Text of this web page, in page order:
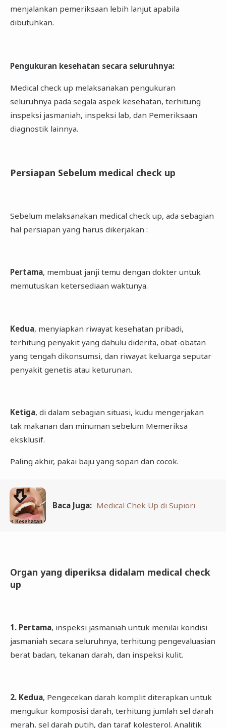
menjalankan pemeriksaan lebih lanjut apabila
dibutuhkan.
Pengukuran kesehatan secara seluruhnya:
Medical check up melaksanakan pengukuran
seluruhnya pada segala aspek kesehatan, terhitung
inspeksi jasmaniah, inspeksi lab, dan Pemeriksaan
diagnostik lainnya.
Persiapan Sebelum medical check up
Sebelum melaksanakan medical check up, ada sebagian
hal persiapan yang harus dikerjakan :
Pertama, membuat janji temu dengan dokter untuk
memutuskan ketersediaan waktunya.
Kedua, menyiapkan riwayat kesehatan pribadi,
terhitung penyakit yang dahulu diderita, obat-obatan
yang tengah dikonsumsi, dan riwayat keluarga seputar
penyakit genetis atau keturunan.
Ketiga, di dalam sebagian situasi, kudu mengerjakan
tak makanan dan minuman sebelum Memeriksa
eksklusif.
Paling akhir, pakai baju yang sopan dan cocok.
Baca Juga: Medical Chek Up di Supiori
Organ yang diperiksa didalam medical check
up
1. Pertama, inspeksi jasmaniah untuk menilai kondisi
jasmaniah secara seluruhnya, terhitung pengevaluasian
berat badan, tekanan darah, dan inspeksi kulit.
2. Kedua, Pengecekan darah komplit diterapkan untuk
mengukur komposisi darah, terhitung jumlah sel darah
merah, sel darah putih, dan taraf kolesterol. Analitik